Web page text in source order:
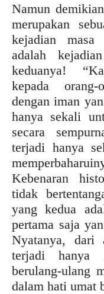
Namun
merupakan
kejadian
adalah
keduanya!
kepada
dengan iman
hanya sekali
secara
terjadi hanya
Kebenaran
tidak
yang kedua
pertama saja
Nyatanya, dari
terjadi hanya
berulang-ulang
dalam hati umat